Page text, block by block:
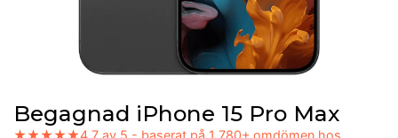
Begagnad iPhone 15 Pro Max
★★★★★4,7 av 5 - baserat på 1 780+ omdömen hos